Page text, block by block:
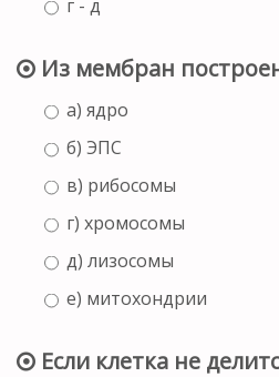
г - д
Из мембран
а) ядро
б) ЭПС
в) рибосомы
г) хромосомы
д) лизосомы
е) митохондрии
Если клетка не